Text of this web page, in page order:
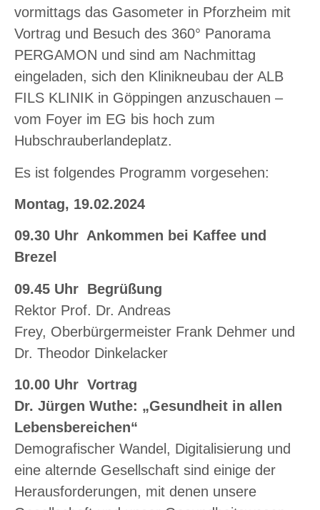
vormittags das Gasometer in Pforzheim mit
Vortrag und Besuch des 360° Panorama
PERGAMON und sind am Nachmittag
eingeladen, sich den Klinikneubau der ALB
FILS KLINIK in Göppingen anzuschauen –
vom Foyer im EG bis hoch zum
Hubschrauberlandeplatz.
Es ist folgendes Programm vorgesehen:
Montag, 19.02.2024
09.30 Uhr Ankommen bei Kaffee und
Brezel
09.45 Uhr Begrüßung
Rektor Prof. Dr. Andreas
Frey, Oberbürgermeister Frank Dehmer und
Dr. Theodor Dinkelacker
10.00 Uhr Vortrag
Dr. Jürgen Wuthe: „Gesundheit in allen
Lebensbereichen“
Demografischer Wandel, Digitalisierung und
eine alternde Gesellschaft sind einige der
Herausforderungen, mit denen unsere